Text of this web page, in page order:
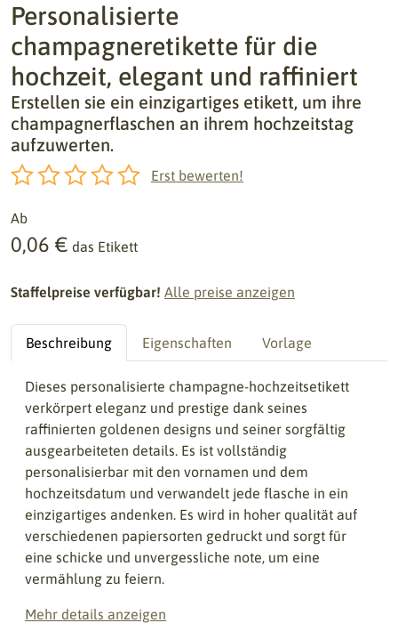
Personalisierte
champagneretikette für die
hochzeit, elegant und raffiniert
Erstellen sie ein einzigartiges etikett, um ihre
champagnerflaschen an ihrem hochzeitstag
aufzuwerten.
Erst bewerten!
Ab
0,06 € das Etikett
Staffelpreise verfügbar! Alle preise anzeigen
Beschreibung Eigenschaften Vorlage
Dieses personalisierte champagne-hochzeitsetikett
verkörpert eleganz und prestige dank seines
raffinierten goldenen designs und seiner sorgfältig
ausgearbeiteten details. Es ist vollständig
personalisierbar mit den vornamen und dem
hochzeitsdatum und verwandelt jede flasche in ein
einzigartiges andenken. Es wird in hoher qualität auf
verschiedenen papiersorten gedruckt und sorgt für
eine schicke und unvergessliche note, um eine
vermählung zu feiern.
Mehr details anzeigen